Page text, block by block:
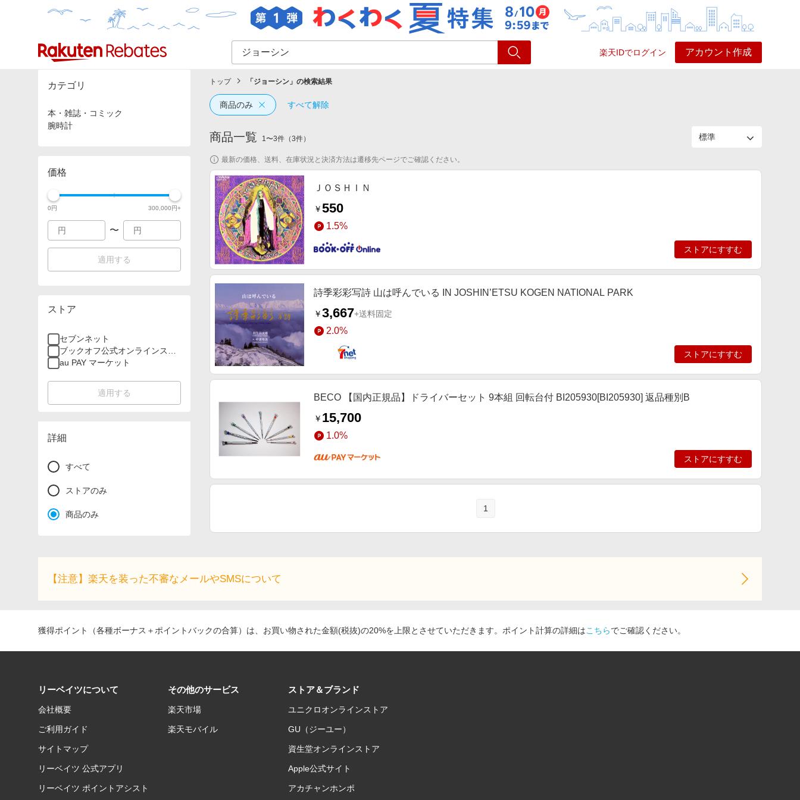
楽天IDでログイン アカウント作成
カテゴリー一覧 イベント一覧 ショッピング
カテゴリ
本・雑誌・コミック
腕時計
価格
0円 300,000円+
〜
適用する
ストア
セブンネット
ブックオフ公式オンラインスト
ア
au PAY マーケット
適用する
詳細
すべて
ストアのみ
商品のみ
トップ 「 ジョーシン 」の検索結果
商品のみ すべて解除
商品一覧 1〜3件 （3件）
最新の価格、送料、在庫状況と決済方法は遷移先ページでご確認ください。
ＪＯＳＨＩＮ
￥550
1.5%
ストアにすすむ
詩季彩彩写詩 山は呼んでいる IN JOSHIN’ETSU KOGEN NATIONAL PARK
￥3,667+送料固定
2.0%
ストアにすすむ
BECO 【国内正規品】ドライバーセット 9本組 回転台付 BI205930[BI205930] 返品種別B
￥ 15,700
1.0%
ストアにすすむ
1
【注意】楽天を装った不審なメールやSMSについて
獲得ポイント（各種ボーナス＋ポイントバックの合算）は、お買い物された金額(税抜)の20%を上限とさせていただきます。ポイント計算の詳細はこちらでご確認ください。
リーベイツについて
会社概要
ご利用ガイド
サイトマップ
リーベイツ 公式アプリ
リーベイツ ポイントアシスト
その他のサービス
楽天市場
楽天モバイル
ストア＆ブランド
ユニクロオンラインストア
GU（ジーユー）
資生堂オンラインストア
Apple公式サイト
アカチャンホンポ